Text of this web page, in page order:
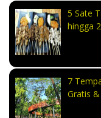
5 Sate
hingga
7
Gratis